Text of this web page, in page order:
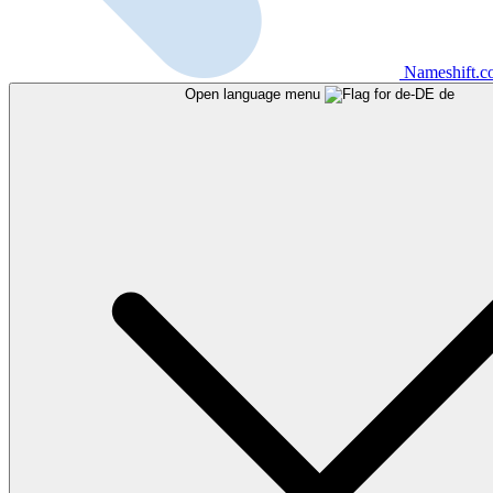
Open language menu de